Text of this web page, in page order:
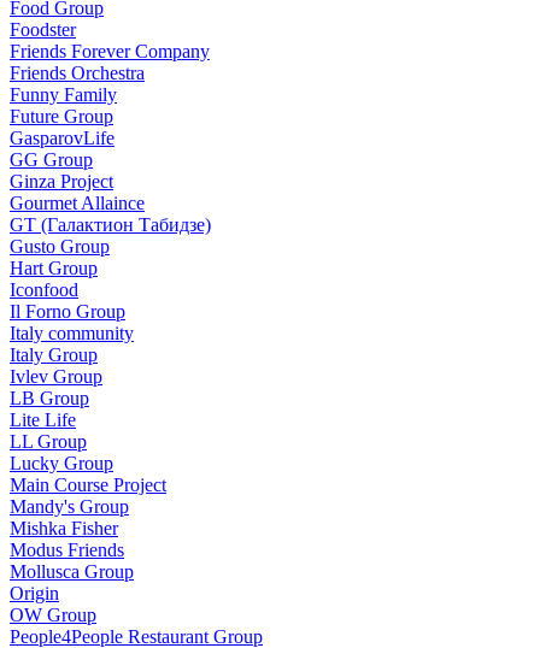
Food Group
Foodster
Friends Forever Company
Friends Orchestra
Funny Family
Future Group
GasparovLife
GG Group
Ginza Project
Gourmet Allaince
GT (Галактион Табидзе)
Gusto Group
Hart Group
Iconfood
Il Forno Group
Italy community
Italy Group
Ivlev Group
LB Group
Lite Life
LL Group
Lucky Group
Main Course Project
Mandy's Group
Mishka Fisher
Modus Friends
Mollusca Group
Origin
OW Group
People4People Restaurant Group